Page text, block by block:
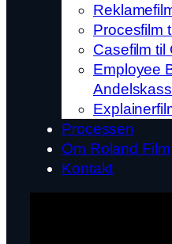
Procesfilm
Casefilm til
Employee
Processen
Om Roland Film
Kontakt